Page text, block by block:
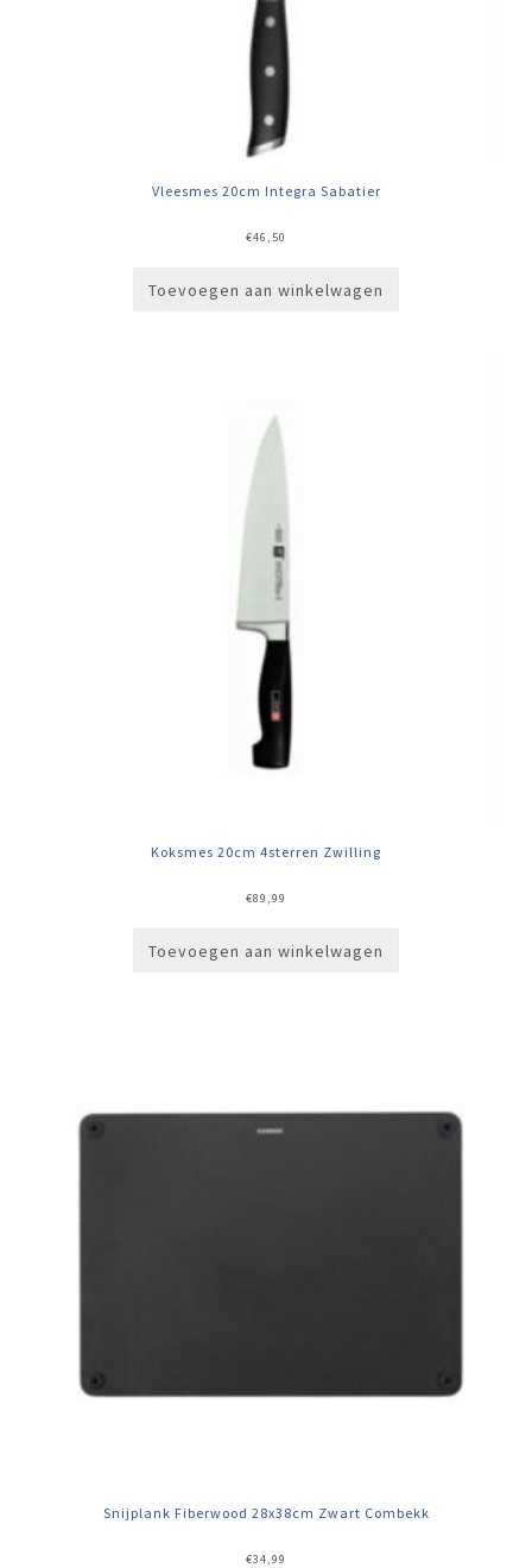
Vleesmes 20cm Integra Sabatier
€46,50
Toevoegen aan winkelwagen
Koksmes 20cm 4sterren Zwilling
€89,99
Toevoegen aan winkelwagen
Snijplank Fiberwood 28x38cm Zwart Combekk
€34,99